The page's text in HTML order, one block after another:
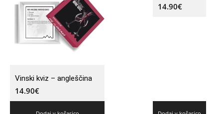
Vinski kviz – angleščina
14.90€
14.90€